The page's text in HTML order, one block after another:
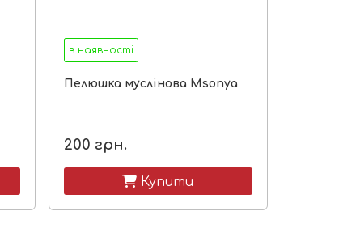
в наявності
Пелюшка муслінова Msonya
200 грн.
 Купити